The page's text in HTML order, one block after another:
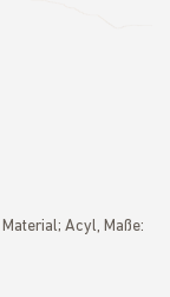
Acyl, Maße: